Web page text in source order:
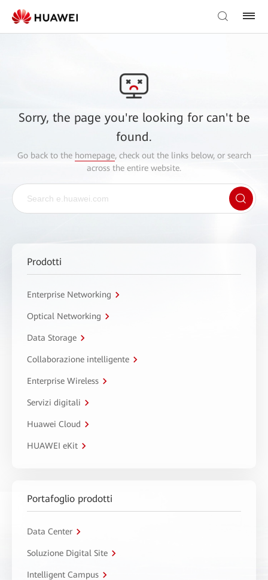
Sorry, the page you're looking for can't be
found.
Go back to the homepage, check out the links below, or search
across the entire website.
Prodotti
Enterprise Networking
Optical Networking
Data Storage
Collaborazione intelligente
Enterprise Wireless
Servizi digitali
Huawei Cloud
HUAWEI eKit
Portafoglio prodotti
Data Center
Soluzione Digital Site
Intelligent Campus